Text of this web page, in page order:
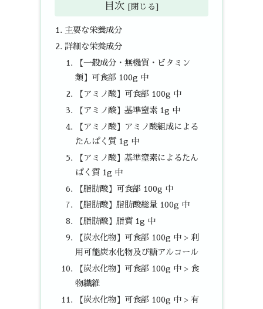
目次
主要な栄養成分
詳細な栄養成分
【一般成分・無機質・ビタミン
類】可食部 100g 中
【アミノ酸】可食部 100g 中
【アミノ酸】基準窒素 1g 中
【アミノ酸】アミノ酸組成による
たんぱく質 1g 中
【アミノ酸】基準窒素によるたん
ぱく質 1g 中
【脂肪酸】可食部 100g 中
【脂肪酸】脂肪酸総量 100g 中
【脂肪酸】脂質 1g 中
【炭水化物】可食部 100g 中 > 利
用可能炭水化物及び糖アルコール
【炭水化物】可食部 100g 中 > 食
物繊維
【炭水化物】可食部 100g 中 > 有